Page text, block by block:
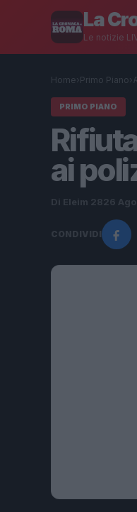
La
Le notizie
Home› Primo Piano›
PRIMO PIANO
ai
Di Eleim 2826
CONDIVIDI